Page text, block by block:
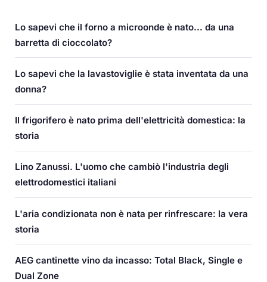
Lo sapevi che il forno a microonde è nato... da una
barretta di cioccolato?
Lo sapevi che la lavastoviglie è stata inventata da una
donna?
Il frigorifero è nato prima dell'elettricità domestica: la
storia
Lino Zanussi. L'uomo che cambiò l'industria degli
elettrodomestici italiani
L'aria condizionata non è nata per rinfrescare: la vera
storia
AEG cantinette vino da incasso: Total Black, Single e
Dual Zone